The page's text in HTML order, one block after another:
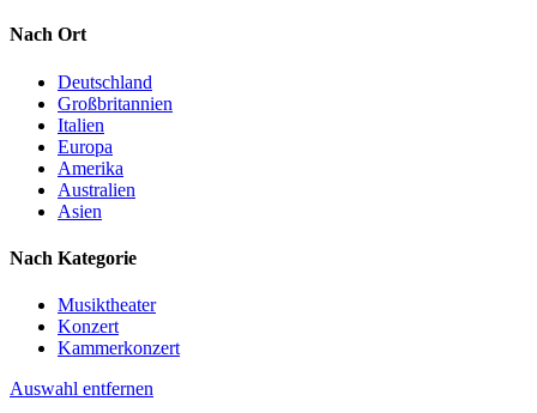
Nach Ort
Deutschland
Großbritannien
Italien
Europa
Amerika
Australien
Asien
Nach Kategorie
Musiktheater
Konzert
Kammerkonzert
Auswahl entfernen